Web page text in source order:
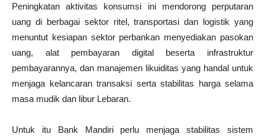
Peningkatan aktivitas konsumsi ini mendorong perputaran
uang di berbagai sektor ritel, transportasi dan logistik yang
menuntut kesiapan sektor perbankan menyediakan pasokan
uang, alat pembayaran digital beserta infrastruktur
pembayarannya, dan manajemen likuiditas yang handal untuk
menjaga kelancaran transaksi serta stabilitas harga selama
masa mudik dan libur Lebaran.
Untuk itu Bank Mandiri perlu menjaga stabilitas sistem